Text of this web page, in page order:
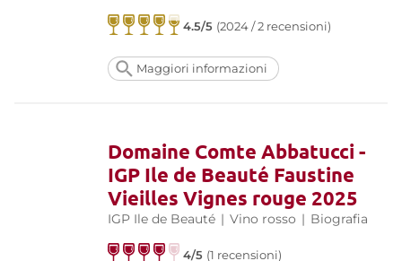
4.5/5 (2024 / 2 recensioni)
Maggiori informazioni
Domaine Comte Abbatucci -
IGP Ile de Beauté Faustine
Vieilles Vignes rouge 2025
IGP Ile de Beauté | Vino rosso | Biografia
4/5 (1 recensioni)